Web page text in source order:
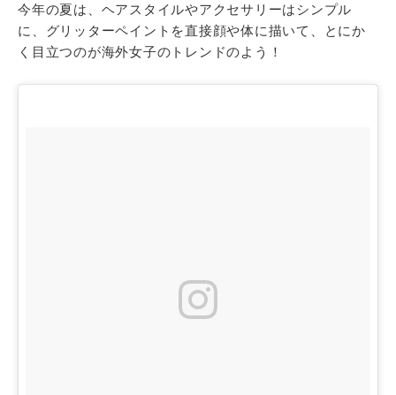
今年の夏は、ヘアスタイルやアクセサリーはシンプル
に、グリッターペイントを直接顔や体に描いて、とにか
く目立つのが海外女子のトレンドのよう！